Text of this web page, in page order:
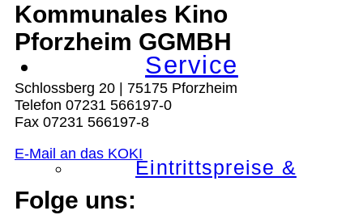
Service
Eintrittspreise &
Kommunales Kino
Pforzheim GGMBH
Schlossberg 20 | 75175 Pforzheim
Telefon 07231 566197-0
Fax 07231 566197-8
E-Mail an das KOKI
Folge uns: